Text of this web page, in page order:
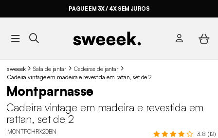
PAGUE EM 3X / 4X SEM JUROS
sweeek Sala de jantar
Cadeiras de jantar
Cadeira vintage em madeira e revestida em rattan, set de 2
Montparnasse
Cadeira vintage em madeira e revestida em
rattan, set de 2
IMONTPCHRX2OBN 3.8 (12)